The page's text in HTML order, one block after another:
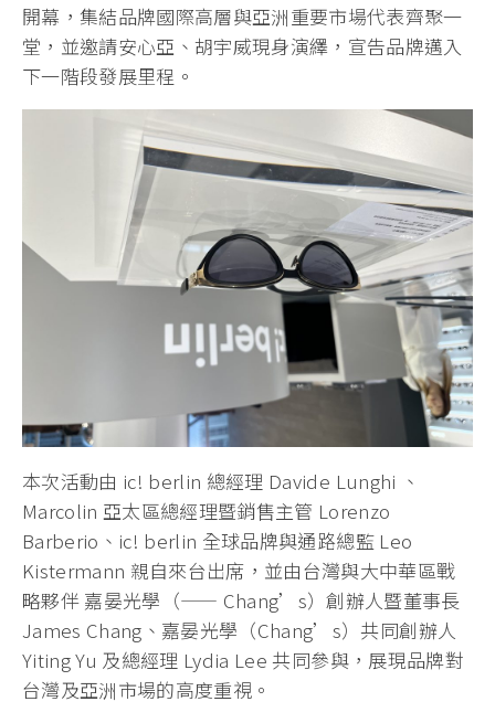
開幕，集結品牌國際高層與亞洲重要市場代表齊聚一
堂，並邀請安心亞、胡宇威現身演繹，宣告品牌邁入
下一階段發展里程。
本次活動由 ic! berlin 總經理 Davide Lunghi 、
Marcolin 亞太區總經理暨銷售主管 Lorenzo
Barberio、ic! berlin 全球品牌與通路總監 Leo
Kistermann 親自來台出席，並由台灣與大中華區戰
略夥伴 嘉晏光學（—— Chang’s）創辦人暨董事長
James Chang、嘉晏光學（Chang’s）共同創辦人
Yiting Yu 及總經理 Lydia Lee 共同參與，展現品牌對
台灣及亞洲市場的高度重視。